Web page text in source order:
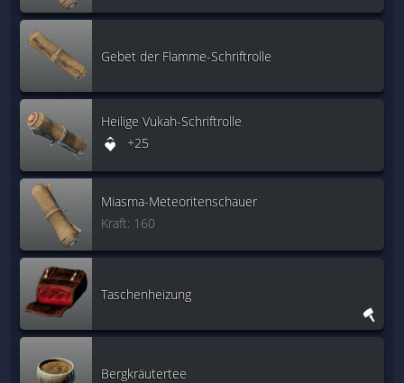
Gebet der Flamme-Schriftrolle
Heilige Vukah-Schriftrolle
+25
Miasma-Meteoritenschauer
Kraft: 160
Taschenheizung
Bergkräutertee